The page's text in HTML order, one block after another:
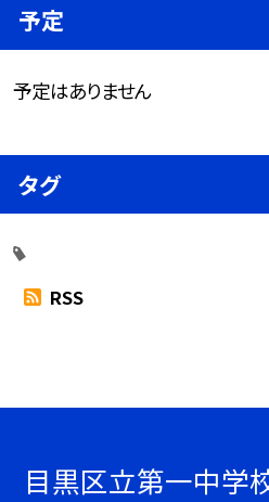
予定
予定はありません
タグ
RSS
目黒区立第一中学